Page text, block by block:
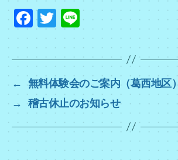
F
a
c
e
b
o
o
k
T
wi
tt
er
Li
n
e
←
無料体験会のご案内（葛西地区）
→
稽古休止のお知らせ